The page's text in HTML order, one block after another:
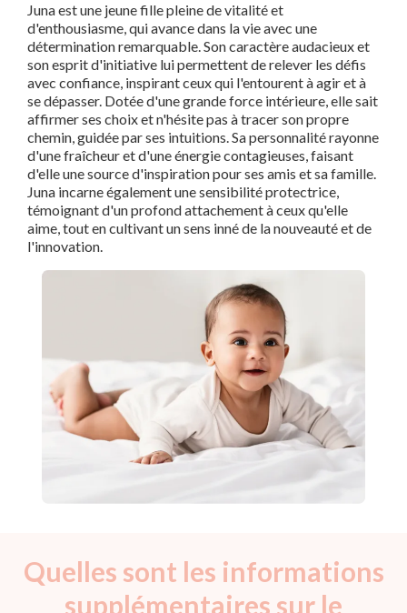
Juna est une jeune fille pleine de vitalité et
d'enthousiasme, qui avance dans la vie avec une
détermination remarquable. Son caractère audacieux et
son esprit d'initiative lui permettent de relever les défis
avec confiance, inspirant ceux qui l'entourent à agir et à
se dépasser. Dotée d'une grande force intérieure, elle sait
affirmer ses choix et n'hésite pas à tracer son propre
chemin, guidée par ses intuitions. Sa personnalité rayonne
d'une fraîcheur et d'une énergie contagieuses, faisant
d'elle une source d'inspiration pour ses amis et sa famille.
Juna incarne également une sensibilité protectrice,
témoignant d'un profond attachement à ceux qu'elle
aime, tout en cultivant un sens inné de la nouveauté et de
l'innovation.
Quelles sont les informations
supplémentaires sur le